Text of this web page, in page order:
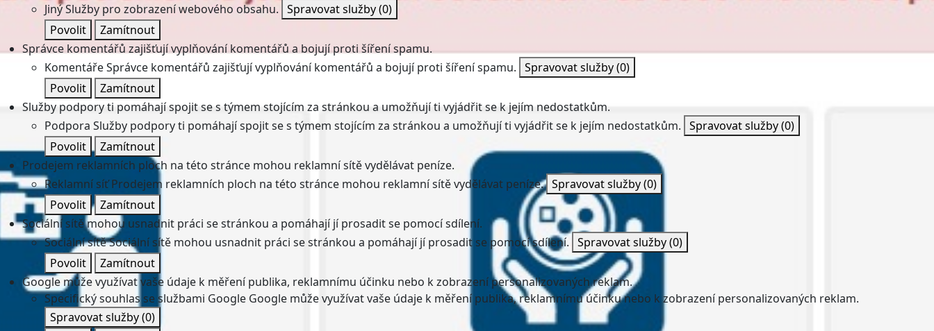
JinýSlužby pro zobrazení webového obsahu. Spravovat služby(0)
Povolit
Zamítnout
Správce komentářů zajišťují vyplňování komentářů a bojují proti šíření spamu.
KomentářeSprávce komentářů zajišťují vyplňování komentářů a bojují proti šíření spamu. Spravovat služby(0)
Povolit
Zamítnout
Služby podpory ti pomáhají spojit se s týmem stojícím za stránkou a umožňují ti vyjádřit se k jejím nedostatkům.
Podpora Služby podpory ti pomáhají spojit se s týmem stojícím za stránkou a umožňují ti vyjádřit se k jejím nedostatkům. Spravovat služby(0)
Povolit
Zamítnout
Prodejem reklamních ploch na této stránce mohou reklamní sítě vydělávat peníze.
Reklamní síť Prodejem reklamních ploch na této stránce mohou reklamní sítě vydělávat peníze. Spravovat služby(0)
Povolit
Zamítnout
Sociální sítě mohou usnadnit práci se stránkou a pomáhají jí prosadit se pomocí sdílení.
Sociální sítěSociální sítě mohou usnadnit práci se stránkou a pomáhají jí prosadit se pomocí sdílení. Spravovat služby(0)
Povolit
Zamítnout
Google může využívat vaše údaje k měření publika, reklamnímu účinku nebo k zobrazení personalizovaných reklam.
Specifický souhlas se službami Google Google může využívat vaše údaje k měření publika, reklamnímu účinku nebo k zobrazení personalizovaných reklam.
Spravovat služby(0)